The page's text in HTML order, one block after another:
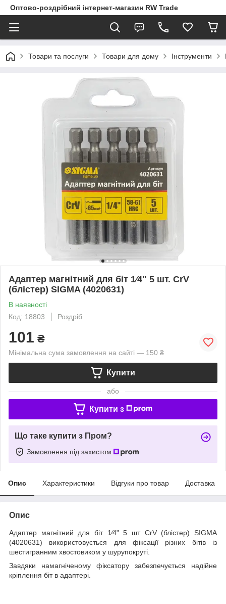
Оптово-роздрібний інтернет-магазин RW Trade
Товари та послуги Товари для дому Інструменти
Адаптер магнітний для біт 1⁄4" 5 шт. CrV
(блістер) SIGMA (4020631)
В наявності
Код: 18803
Роздріб
101 ₴
Мінімальна сума замовлення на сайті — 150 ₴
Купити
або
Купити з
Що таке купити з Пром?
Замовлення під захистом
Опис Характеристики Відгуки про товар Доставка
Опис
Адаптер магнітний для біт 1⁄4" 5 шт CrV (блістер) SIGMA
(4020631) використовується для фіксації різних бітів із
шестигранним хвостовиком у шурупокруті.
Завдяки намагніченому фіксатору забезпечується надійне
кріплення біт в адаптері.